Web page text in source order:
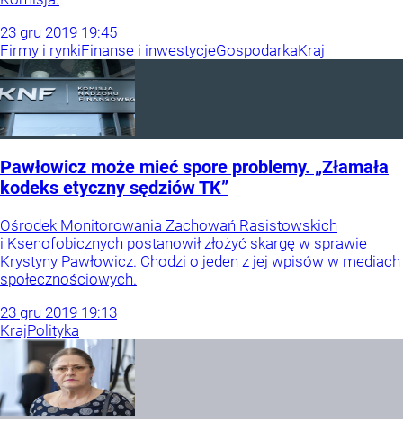
23 gru 2019 19:45
Firmy i rynkiFinanse i inwestycjeGospodarkaKraj
Pawłowicz może mieć spore problemy. „Złamała
kodeks etyczny sędziów TK”
Ośrodek Monitorowania Zachowań Rasistowskich
i Ksenofobicznych postanowił złożyć skargę w sprawie
Krystyny Pawłowicz. Chodzi o jeden z jej wpisów w mediach
społecznościowych.
23 gru 2019 19:13
KrajPolityka